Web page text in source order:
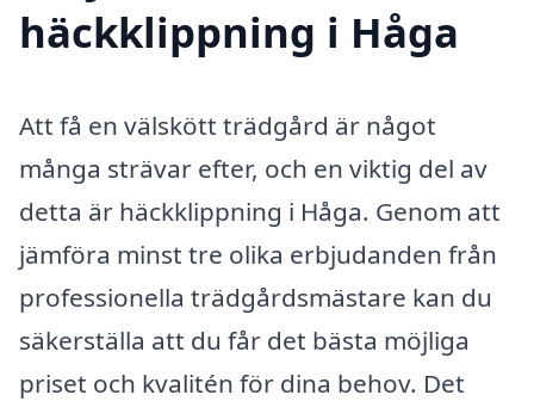
häckklippning i Håga
Att få en välskött trädgård är något
många strävar efter, och en viktig del av
detta är häckklippning i Håga. Genom att
jämföra minst tre olika erbjudanden från
professionella trädgårdsmästare kan du
säkerställa att du får det bästa möjliga
priset och kvalitén för dina behov. Det